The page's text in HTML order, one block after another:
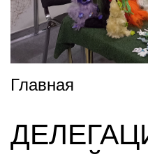
Главная